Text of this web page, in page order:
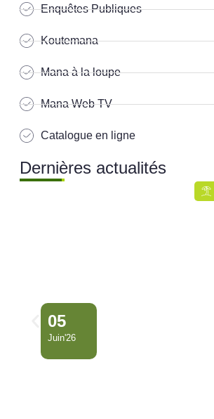
Enquêtes Publiques
Koutemana
Mana à la loupe
Mana Web TV
Catalogue en ligne
Dernières actualités
05
Juin'26